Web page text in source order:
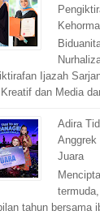
Ijazah
dan Media
Adira
Anggrek
Juara
tahun bersama